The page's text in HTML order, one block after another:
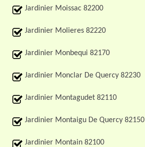
Jardinier Moissac 82200
Jardinier Molieres 82220
Jardinier Monbequi 82170
Jardinier Monclar De Quercy 82230
Jardinier Montagudet 82110
Jardinier Montaigu De Quercy 82150
Jardinier Montain 82100